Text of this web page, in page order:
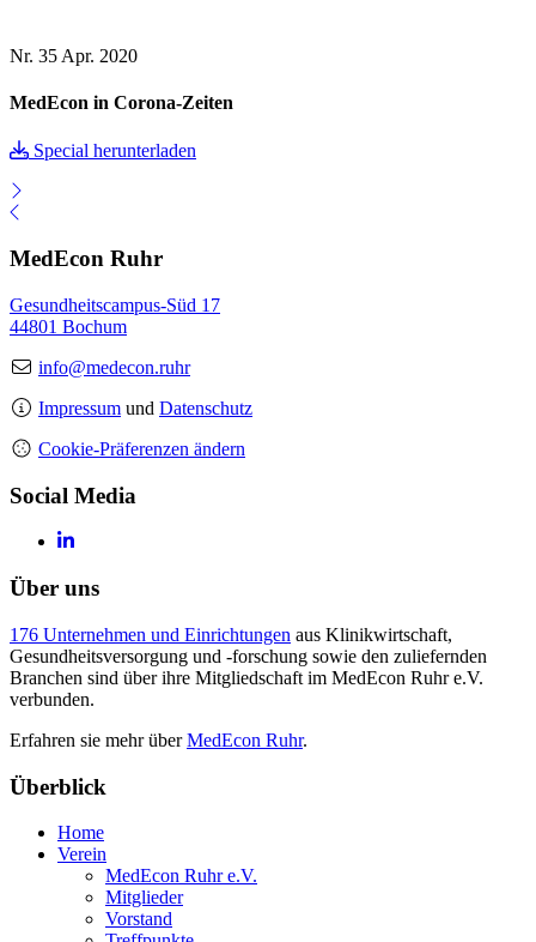
Nr. 35 Apr. 2020
MedEcon in Corona-Zeiten
Special herunterladen
MedEcon Ruhr
Gesundheitscampus-Süd 17
44801 Bochum
info@medecon.ruhr
Impressum und Datenschutz
Cookie-Präferenzen ändern
Social Media
Über uns
176 Unternehmen und Einrichtungen aus Klinikwirtschaft,
Gesundheitsversorgung und -forschung sowie den zuliefernden
Branchen sind über ihre Mitgliedschaft im MedEcon Ruhr e.V.
verbunden.
Erfahren sie mehr überMedEcon Ruhr.
Überblick
Home
Verein
MedEcon Ruhr e.V.
Mitglieder
Vorstand